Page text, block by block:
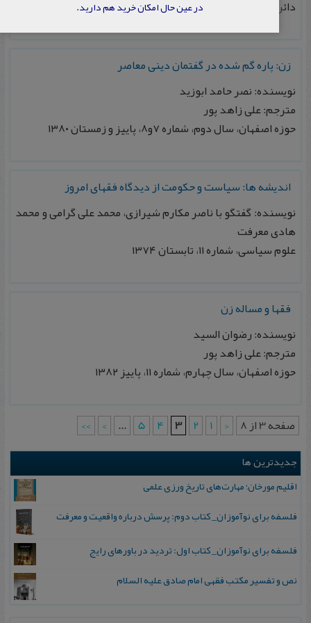
دائرة المعارف بزرگ اسلامی، جلد سوم، ۱۳۶۹
زن: پاره گم شده در گفتمان دینی معاصر
نویسنده: نصر حامد ابوزید
مترجم: علی زاهد پور
حوزه اصفهان، سال دوم، شماره ۷و۸، پاییز و زمستان ۱۳۸۰
اندیشه ها: سیاست و حکومت از دیدگاه فقهای امروز
نویسنده: گفتگو با ناصر مکارم شیرازی، محمد علی گرامی و محمد
هادی معرفت
علوم سیاسی، شماره ۱۱، تابستان ۱۳۷۴
فقها و مساله زن
نویسنده: رضوان السید
مترجم: علی زاهد پور
حوزه اصفهان، سال چهارم، شماره ۱۱، پاییز ۱۳۸۲
صفحه 3 از 8 <
1
2
3
4
5
...
>
>>
جدیدترین ها
اقلیم مورخان؛ مهارت‌های تاریخ ورزی علمی
فلسفه برای نوآموزان_ کتاب دوم: پرسش درباره واقعیت و معرفت
فلسفه برای نوآموزان_ کتاب اول: تردید در باورهای رایج
نص و تفسیر مکتب فقهی امام صادق علیه السلام
در عین حال امکان خرید هم دارید.